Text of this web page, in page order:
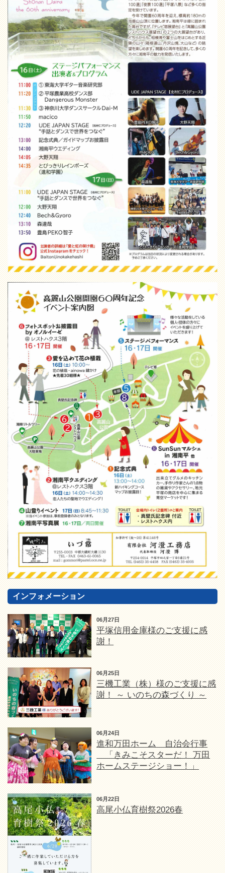
インフォメーション
06月27日
平塚信用金庫様のご支援に感
謝！
06月25日
三機工業（株）様のご支援に感
謝！ ～ いのちの森づくり ～
06月24日
進和万田ホーム 自治会行事
「きみこそスターだ！ 万田
ホームステージショー！」
06月22日
高尾小仏育樹祭2026春